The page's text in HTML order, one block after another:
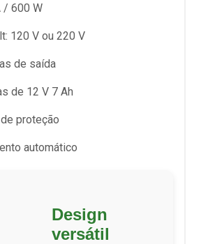
/ 600 W
120 V ou 220 V
de saída
de 12 V 7 Ah
proteção
automático
Design
versátil